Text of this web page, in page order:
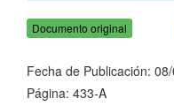
Documento original
Fecha de Publicación:
Página: 433-A